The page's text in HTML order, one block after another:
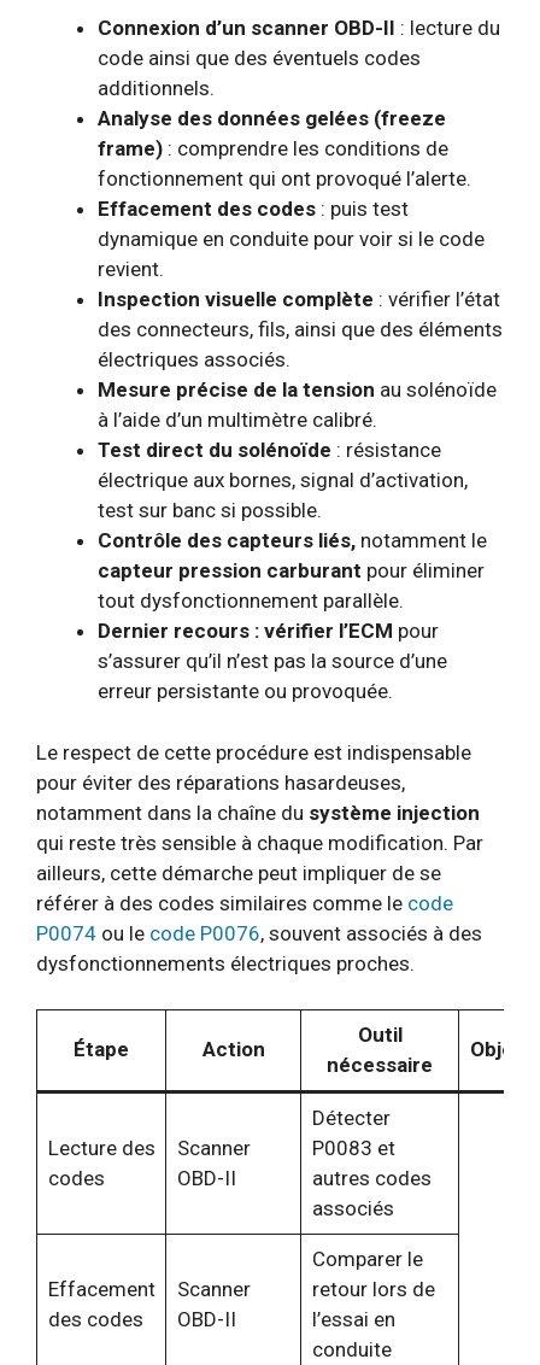
Connexion d’un scanner OBD-II : lecture du
code ainsi que des éventuels codes
additionnels.
Analyse des données gelées (freeze
frame) : comprendre les conditions de
fonctionnement qui ont provoqué l’alerte.
Effacement des codes : puis test
dynamique en conduite pour voir si le code
revient.
Inspection visuelle complète : vérifier l’état
des connecteurs, fils, ainsi que des éléments
électriques associés.
Mesure précise de la tension au solénoïde
à l’aide d’un multimètre calibré.
Test direct du solénoïde : résistance
électrique aux bornes, signal d’activation,
test sur banc si possible.
Contrôle des capteurs liés, notamment le
capteur pression carburant pour éliminer
tout dysfonctionnement parallèle.
Dernier recours : vérifier l’ECM pour
s’assurer qu’il n’est pas la source d’une
erreur persistante ou provoquée.
Le respect de cette procédure est indispensable
pour éviter des réparations hasardeuses,
notamment dans la chaîne du système injection
qui reste très sensible à chaque modification. Par
ailleurs, cette démarche peut impliquer de se
référer à des codes similaires comme le code
P0074 ou le code P0076, souvent associés à des
dysfonctionnements électriques proches.
Étape Action
Outil
nécessaire
Lecture des
codes
Scanner
OBD-II
Détecter
P0083 et
autres codes
associés
Effacement
des codes
Scanner
OBD-II
Comparer le
retour lors de
l’essai en
conduite